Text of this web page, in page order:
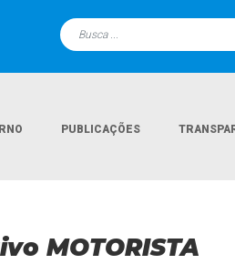
PUBLICAÇÕES
MOTORISTA